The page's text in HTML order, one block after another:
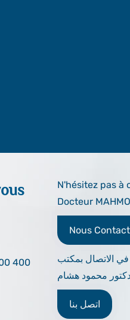
400
N'hésitez pas à
Docteur
Nous
في الاتصال بمكتب
محمود هشام
اتصل بنا